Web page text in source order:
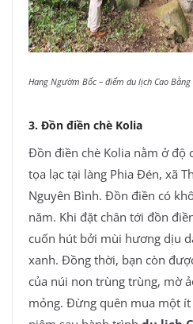
Hang Ngườm Bốc – điểm du lịch Cao
3. Đồn điền chè Kolia
Đồn điền chè Kolia nằm ở độ
tọa lạc tại làng Phia Đén, xã
Nguyên Bình. Đồn điền có
năm. Khi đặt chân tới đồn
cuốn hút bởi mùi hương dịu
xanh. Đồng thời, bạn còn
của núi non trùng trùng, mờ
mỏng. Đừng quên mua một